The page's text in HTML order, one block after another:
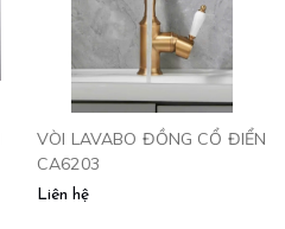
VÒI LAVABO ĐỒNG CỔ ĐIỂN
CA6203
Liên hệ